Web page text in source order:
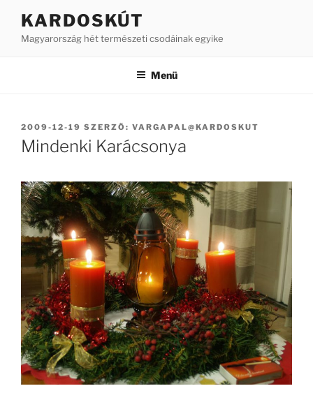
KARDOSKÚT
Magyarország hét természeti csodáinak egyike
Menü
BEKÜLDVE:
2009-12-19 SZERZŐ: VARGAPAL@KARDOSKUT
Mindenki Karácsonya